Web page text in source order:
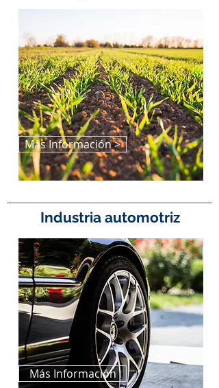
Más Información >
Industria automotriz
Más Información